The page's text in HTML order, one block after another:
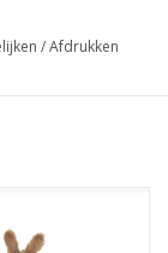
/Afdrukken